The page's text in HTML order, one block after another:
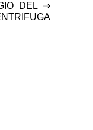
DEL ⇒